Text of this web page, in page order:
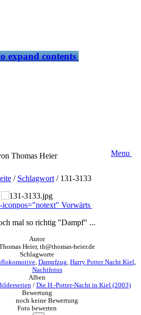
expand contents
Thomas Heier Menu
/ Schlagwort / 131-3133
iconpos="notext" Vorwärts
mal so richtig "Dampf" ...
Autor
Heier, th@thomas-heier.de
Schlagworte
, Dampfzug Harry Potter Nacht Kiel
Nachtfotos
Alben
/ Die H.-Potter-Nacht in Kiel (2003)
Bewertung
noch keine Bewertung
Foto bewerten